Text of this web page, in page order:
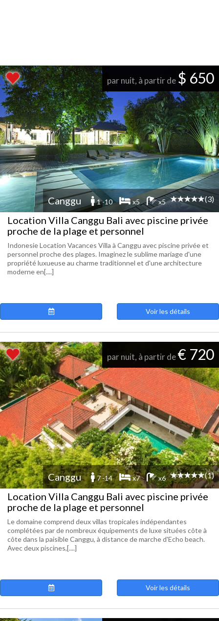
par nuit, à partir de $ 650
Canggu 1 -10 x5 x5 (3)
Location Villa Canggu Bali avec piscine privée
proche de la plage et personnel
Indonesie Location Vacances Villa à Canggu avec piscine privée et
personnel proche des plages. Imaginez le sublime mariage d'une
propriété luxueuse au charme traditionnel et d'une architecture
moderne en[....]
Voir les détails
par nuit, à partir de€ 720
Canggu 7 -14 x7 x6 (1)
Location Villa Canggu Bali avec piscine privée
proche de la plage et personnel
Le domaine comprend deux villas tropicales indépendantes
complétées par de nombreux équipements de luxe situées côte à
côte dans la paisible Canggu, à distance de marche d'Echo beach.
Avec deux piscines,[....]
Voir les détails